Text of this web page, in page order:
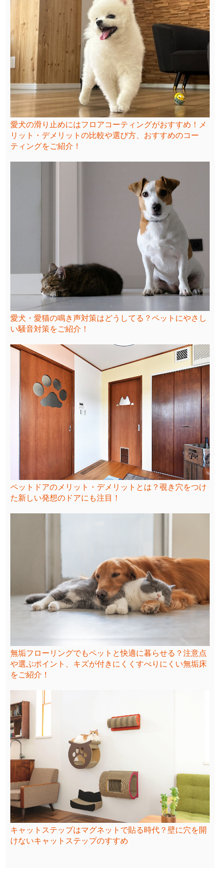
愛犬の滑り止めにはフロアコーティングがおすすめ！メ
リット・デメリットの比較や選び方、おすすめのコー
ティングをご紹介！
愛犬・愛猫の鳴き声対策はどうしてる？ペットにやさし
い騒音対策をご紹介！
ペットドアのメリット・デメリットとは？覗き穴をつけ
た新しい発想のドアにも注目！
無垢フローリングでもペットと快適に暮らせる？注意点
や選ぶポイント、キズが付きにくくすべりにくい無垢床
をご紹介！
キャットステップはマグネットで貼る時代？壁に穴を開
けないキャットステップのすすめ